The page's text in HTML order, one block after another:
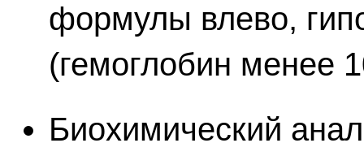
формулы влево,
(гемоглобин менее
Биохимический